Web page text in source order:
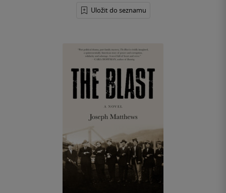
Uložit do seznamu